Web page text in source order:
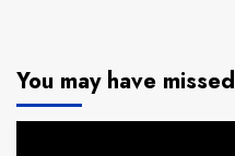
You may have missed